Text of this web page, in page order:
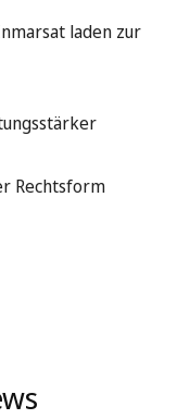
laden zur
Rechtsform